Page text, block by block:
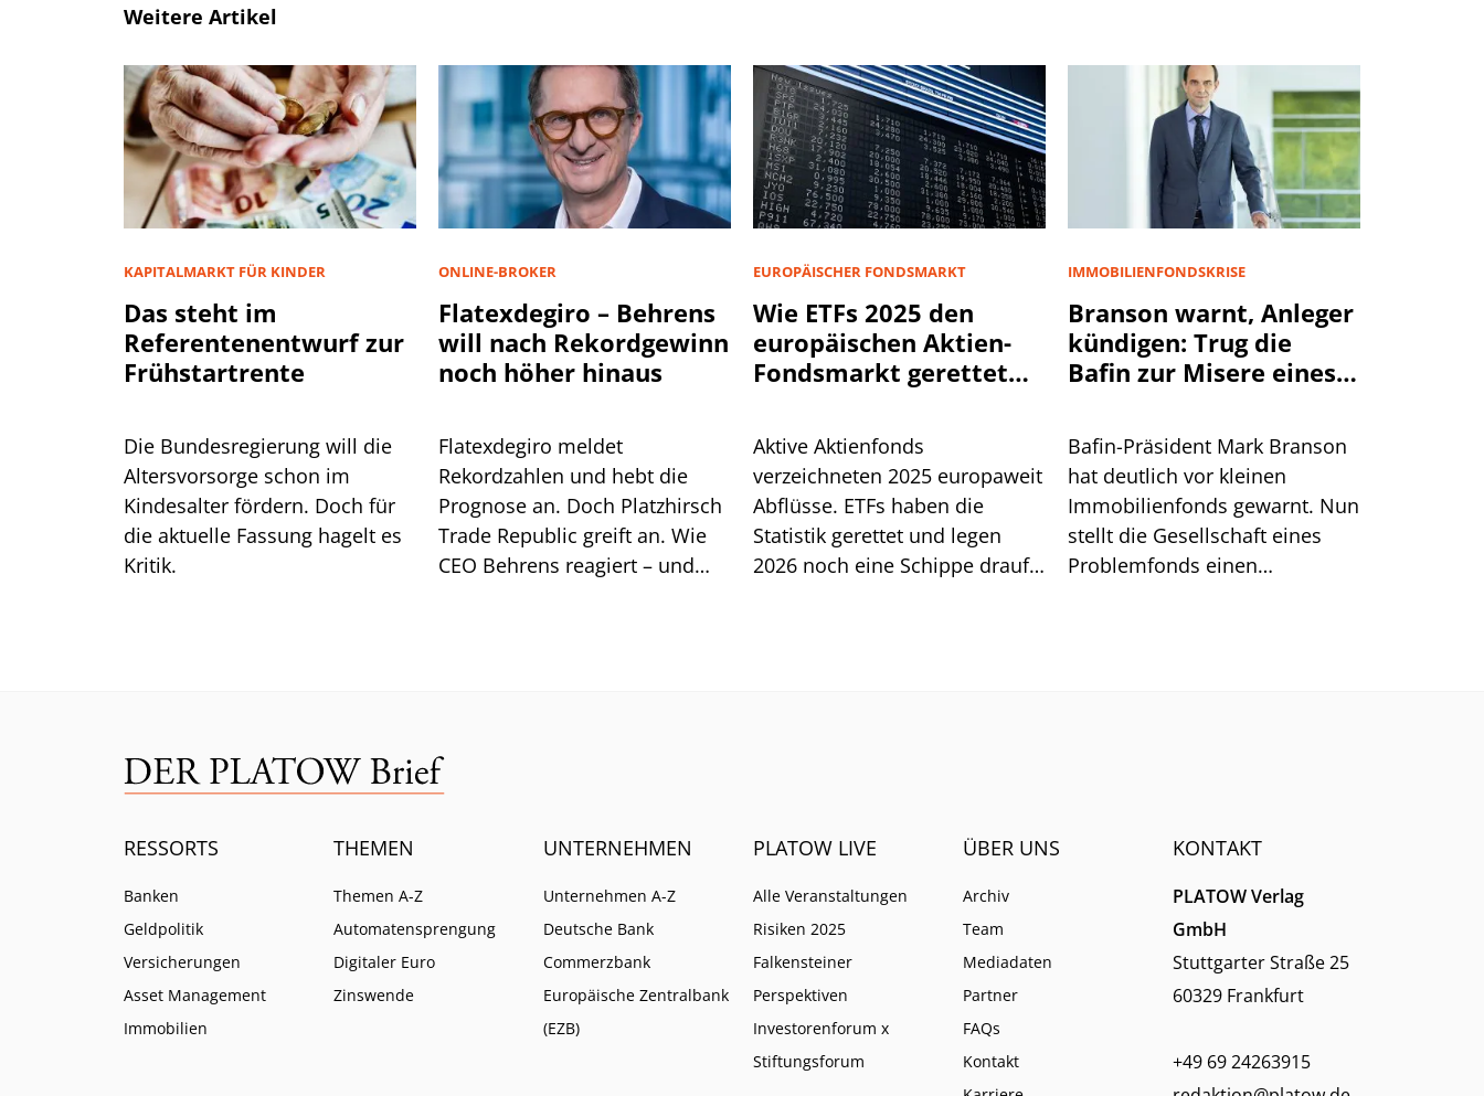
Weitere Artikel
KAPITALMARKT FÜR KINDER
Das steht im
Referentenentwurf zur
Frühstartrente
Die Bundesregierung will die
Altersvorsorge schon im
Kindesalter fördern. Doch für
die aktuelle Fassung hagelt es
Kritik.
ONLINE-BROKER
Flatexdegiro – Behrens
will nach Rekordgewinn
noch höher hinaus
Flatexdegiro meldet
Rekordzahlen und hebt die
Prognose an. Doch Platzhirsch
Trade Republic greift an. Wie
CEO Behrens reagiert – und
EUROPÄISCHER FONDSMARKT
Wie ETFs 2025 den
europäischen Aktien-
Fondsmarkt gerettet
Aktive Aktienfonds
verzeichneten 2025 europaweit
Abflüsse. ETFs haben die
Statistik gerettet und legen
2026 noch eine Schippe drauf.
IMMOBILIENFONDSKRISE
Branson warnt, Anleger
kündigen: Trug die
Bafin zur Misere eines
Bafin-Präsident Mark Branson
hat deutlich vor kleinen
Immobilienfonds gewarnt. Nun
stellt die Gesellschaft eines
Problemfonds einen
RESSORTS
Banken
Geldpolitik
Versicherungen
Asset Management
Immobilien
THEMEN
Themen A-Z
Automatensprengung
Digitaler Euro
Zinswende
UNTERNEHMEN
Unternehmen A-Z
Deutsche Bank
Commerzbank
Europäische Zentralbank
(EZB)
PLATOW LIVE
Alle Veranstaltungen
Risiken 2025
Falkensteiner
Perspektiven
Investorenforum x
Stiftungsforum
ÜBER UNS
Archiv
Team
Mediadaten
Partner
FAQs
Kontakt
KONTAKT
PLATOW Verlag
GmbH
Stuttgarter Straße 25
60329 Frankfurt
+49 69 24263915